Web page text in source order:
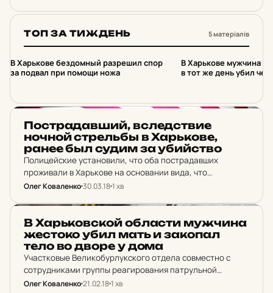
около 600 гривен,…
ТОП ЗА ТИЖДЕНЬ 5 матеріалів
1
В Харькове бездомный разрешил спор
за подвал при помощи ножа
2
В Харькове мужчина
в тот же день убил
Пос­тра­дав­ший, вслед­ствие
ночной стрельбы в Харь­ко­ве,
ранее был судим за убий­ство
Полицейские установили, что оба пострадавших
проживали в Харькове на основании вида, что
позволяет временное проживание на территории
Олег Коваленко30.03.181 хв
В Харь­ков­ской об­лас­ти муж­чи­на
жес­то­ко убил мать и за­ко­пал
тело во дворе у дома
Участковые Великобурлукского отдела совместно с
сотрудниками группы реагирования патрульной
полиции задержали за совершение преступления 34-
Олег Коваленко21.02.181 хв